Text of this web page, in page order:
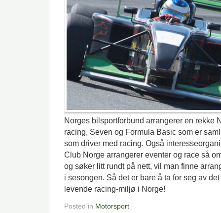
Norges bilsportforbund arrangerer en rekke
racing, Seven og Formula Basic som er
som driver med racing. Også
Club Norge arrangerer eventer og race så
og søker litt rundt på nett, vil man finne
i sesongen. Så det er bare å ta for seg av
levende racing-miljø i Norge!
Posted in Motorsport